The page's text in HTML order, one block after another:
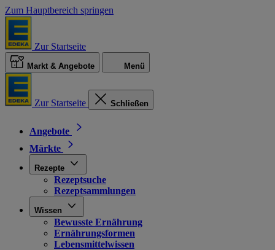
Zum Hauptbereich springen
Zur Startseite
Markt & Angebote Menü
Zur Startseite Schließen
Angebote
Märkte
Rezepte
Rezeptsuche
Rezeptsammlungen
Wissen
Bewusste Ernährung
Ernährungsformen
Lebensmittelwissen